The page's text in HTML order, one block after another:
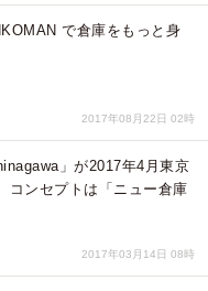
で倉庫をもっと身
2017年08月22日 02時
」が2017年4月東京
コンセプトは「ニュー倉庫
2017年03月14日 08時